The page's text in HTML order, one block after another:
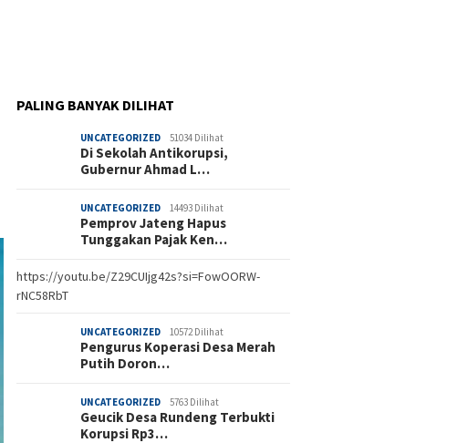
PALING BANYAK DILIHAT
UNCATEGORIZED 51034 Dilihat
Di Sekolah Antikorupsi,
Gubernur Ahmad L…
UNCATEGORIZED 14493 Dilihat
Pemprov Jateng Hapus
Tunggakan Pajak Ken…
https://youtu.be/Z29CUIjg42s?si=FowOORW-
rNC58RbT
UNCATEGORIZED 10572 Dilihat
Pengurus Koperasi Desa Merah
Putih Doron…
UNCATEGORIZED 5763 Dilihat
Geucik Desa Rundeng Terbukti
Korupsi Rp3…